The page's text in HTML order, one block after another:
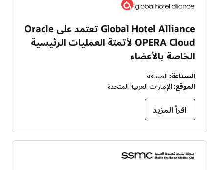
Global Hotel Alliance تعتمد على Oracle
OPERA Cloud لأتمتة العمليات الرئيسية
الخاصة بالأعضاء
الصناعة: الضيافة
الموقع: الإمارات العربية المتحدة
اقرأ المزيد